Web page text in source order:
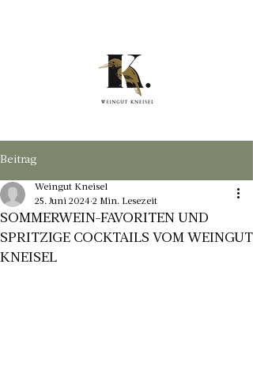
Beitrag
SOMMERWEIN-FAVORITEN UND
SPRITZIGE COCKTAILS VOM WEINGUT
KNEISEL
Weingut Kneisel
25. Juni 2024 2 Min. Lesezeit